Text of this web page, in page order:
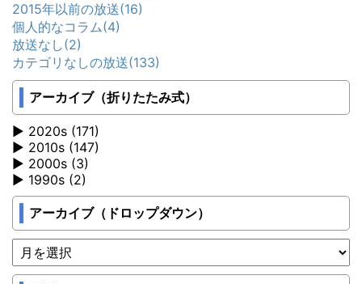
2015年以前の放送(16)
個人的なコラム(4)
放送なし(2)
カテゴリなしの放送(133)
アーカイブ（折りたたみ式）
2020s (171)
2010s (147)
2000s (3)
1990s (2)
アーカイブ（ドロップダウン）